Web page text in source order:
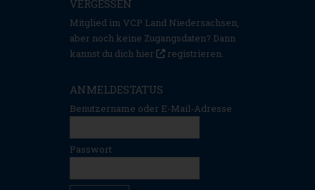
VERGESSEN
Mitglied im VCP Land Niedersachsen,
aber noch keine Zugangsdaten? Dann
kannst du dich hier
registrieren.
ANMELDESTATUS
Benutzername oder E-Mail-Adresse
Passwort